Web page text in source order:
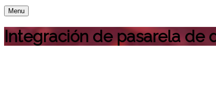
Menu
Integración de pasarela de